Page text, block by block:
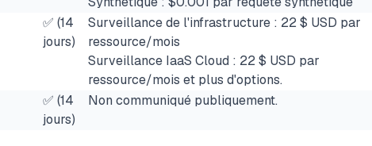
✅ (14
jours)
Surveillance de l'infrastructure : 22 $ USD par
ressource/mois
Surveillance IaaS Cloud : 22 $ USD par
ressource/mois et plus d'options.
✅ (14
jours)
Non communiqué publiquement.